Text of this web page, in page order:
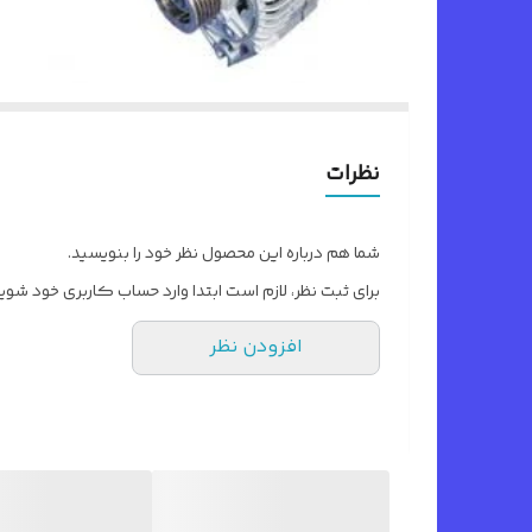
نظرات
شما هم درباره این محصول نظر خود را بنویسید.
برای ثبت نظر، لازم است ابتدا وارد حساب کاربری خود
افزودن نظر